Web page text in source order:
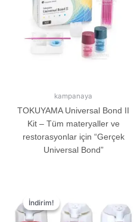
kampanaya
TOKUYAMA Universal Bond II
Kit – Tüm materyaller ve
restorasyonlar için “Gerçek
Universal Bond”
İndirim!
İndirim!